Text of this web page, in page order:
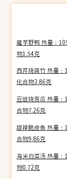
魔芋野鸭 热量：
物1.54克
西芹烧腐竹 热量
化合物3.86克
豆豉烧苦瓜 热量
合物7.26克
甜辣脆皮鱼 热量
合物9.86克
海米白菜汤 热量
物0.72克